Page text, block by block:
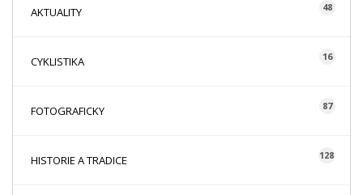
AKTUALITY 48
CYKLISTIKA 16
FOTOGRAFICKY 87
HISTORIE A TRADICE 128